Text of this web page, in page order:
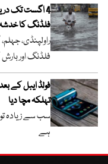
4 اگست تک
فلڈنگ کا
راولپنڈی،
فلڈنگ اور
فولڈ ایبل کے
تہلکہ مچا دیا
سب سے زیادہ
ہے